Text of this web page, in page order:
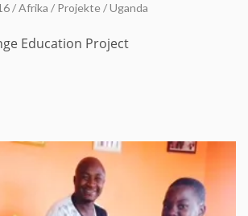
/Afrika / Projekte/Uganda
Education Project